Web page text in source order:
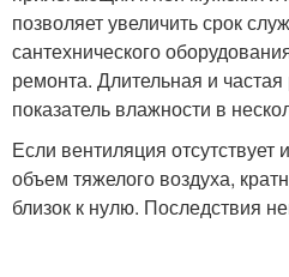
позволяет увеличить срок
сантехнического
ремонта. Длительная и
показатель влажности в
Если вентиляция
объем тяжелого воздуха,
близок к нулю. Последствия